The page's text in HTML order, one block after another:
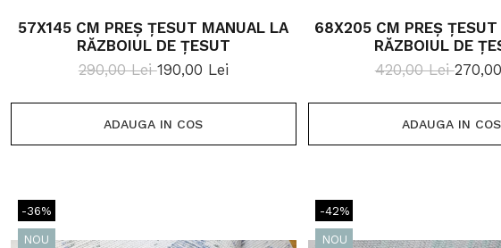
57X145 CM PREȘ ȚESUT MANUAL LA
RĂZBOIUL DE ȚESUT
290,00 Lei190,00 Lei
ADAUGA IN COS
68X205 CM PREȘ
RĂZBOIUL DE
420,00 Lei
ADAUGA IN COS
-36%
NOU
-42%
NOU